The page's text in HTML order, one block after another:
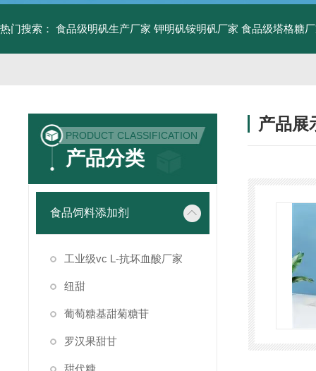
热门搜索： 食品级明矾生产厂家 钾明矾铵明矾厂家 食品级塔格糖
PRODUCT CLASSIFICATION
产品分类
食品饲料添加剂
工业级vc L-抗坏血酸厂家
纽甜
葡萄糖基甜菊糖苷
罗汉果甜甘
甜代糖
产品展